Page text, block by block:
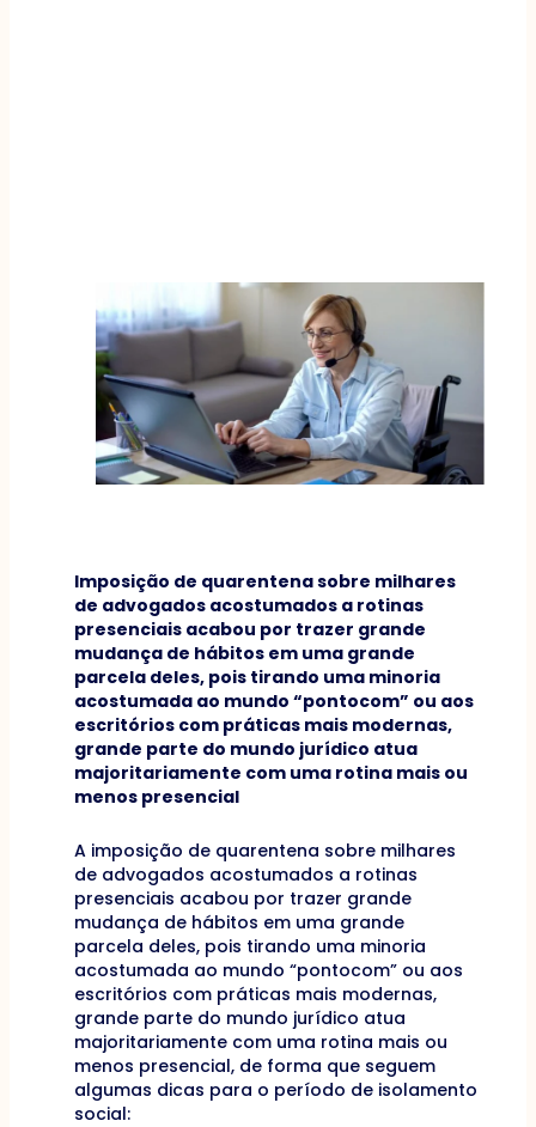
Imposição de quarentena sobre milhares
de advogados acostumados a rotinas
presenciais acabou por trazer grande
mudança de hábitos em uma grande
parcela deles, pois tirando uma minoria
acostumada ao mundo “pontocom” ou aos
escritórios com práticas mais modernas,
grande parte do mundo jurídico atua
majoritariamente com uma rotina mais ou
menos presencial
A imposição de quarentena sobre milhares
de advogados acostumados a rotinas
presenciais acabou por trazer grande
mudança de hábitos em uma grande
parcela deles, pois tirando uma minoria
acostumada ao mundo “pontocom” ou aos
escritórios com práticas mais modernas,
grande parte do mundo jurídico atua
majoritariamente com uma rotina mais ou
menos presencial, de forma que seguem
algumas dicas para o período de isolamento
social: